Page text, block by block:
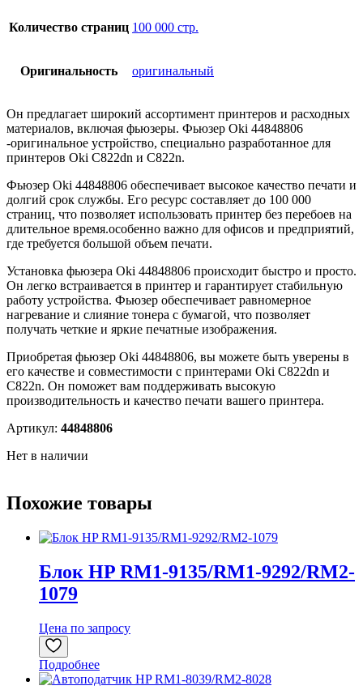
Количество страниц 100 000 стр.
Оригинальность оригинальный
Он предлагает широкий ассортимент принтеров и расходных
материалов, включая фьюзеры. Фьюзер Oki 44848806
-оригинальное устройство, специально разработанное для
принтеров Oki C822dn и C822n.
Фьюзер Oki 44848806 обеспечивает высокое качество печати и
долгий срок службы. Его ресурс составляет до 100 000
страниц, что позволяет использовать принтер без перебоев на
длительное время.особенно важно для офисов и предприятий,
где требуется большой объем печати.
Установка фьюзера Oki 44848806 происходит быстро и просто.
Он легко встраивается в принтер и гарантирует стабильную
работу устройства. Фьюзер обеспечивает равномерное
нагревание и слияние тонера с бумагой, что позволяет
получать четкие и яркие печатные изображения.
Приобретая фьюзер Oki 44848806, вы можете быть уверены в
его качестве и совместимости с принтерами Oki C822dn и
C822n. Он поможет вам поддерживать высокую
производительность и качество печати вашего принтера.
Артикул: 44848806
Нет в наличии
Похожие товары
Блок HP RM1-9135/RM1-9292/RM2-
1079
Цена по запросу
Подробнее